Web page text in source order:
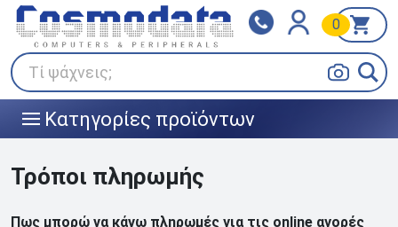
Τί ψάχνεις;
0
||| Κατηγορίες προϊόντων
Klarna
Πληρώστε σε 3
άτοκες δόσεις
BOX NOW
Τρόποι πληρωμής
Πως μπορώ να κάνω πληρωμές για τις online αγορές